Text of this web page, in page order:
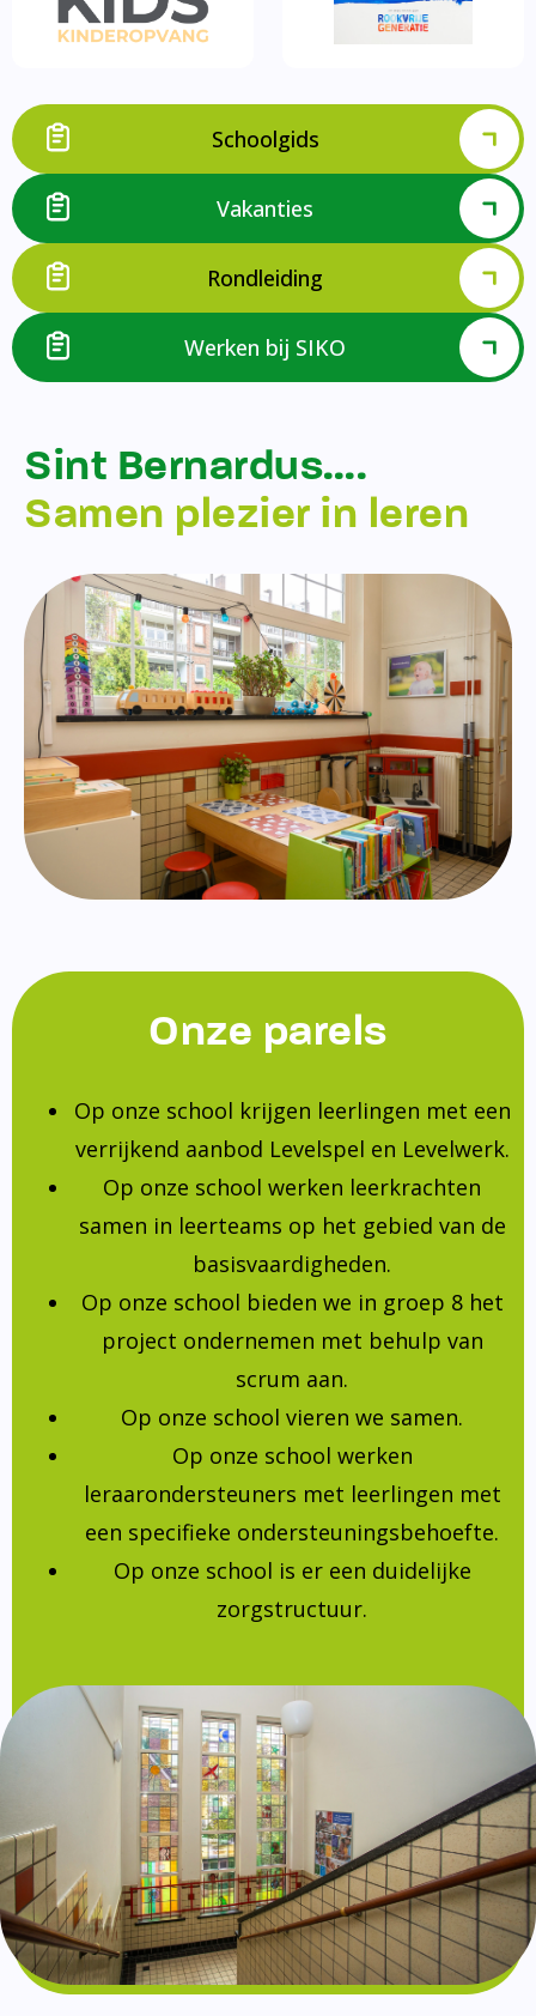
Schoolgids
Vakanties
Rondleiding
Werken bij SIKO
Sint Bernardus….
Samen plezier in leren
Onze parels
Op onze school krijgen leerlingen met een
verrijkend aanbod Levelspel en Levelwerk.
Op onze school werken leerkrachten
samen in leerteams op het gebied van de
basisvaardigheden.
Op onze school bieden we in groep 8 het
project ondernemen met behulp van
scrum aan.
Op onze school vieren we samen.
Op onze school werken
leraarondersteuners met leerlingen met
een specifieke ondersteuningsbehoefte.
Op onze school is er een duidelijke
zorgstructuur.